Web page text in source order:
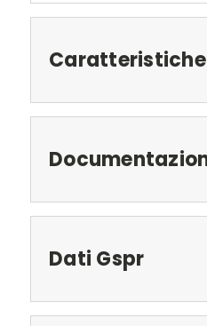
Dati Gspr